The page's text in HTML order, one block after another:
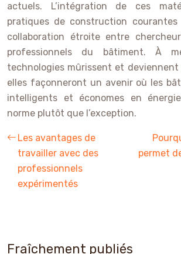
actuels. L’intégration de ces
pratiques de construction courantes
collaboration étroite entre
professionnels du bâtiment. À
technologies mûrissent et deviennent
elles façonneront un avenir où les
intelligents et économes en
norme plutôt que l’exception.
Les avantages de
travailler avec des
professionnels
expérimentés
permet
Fraîchement publiés